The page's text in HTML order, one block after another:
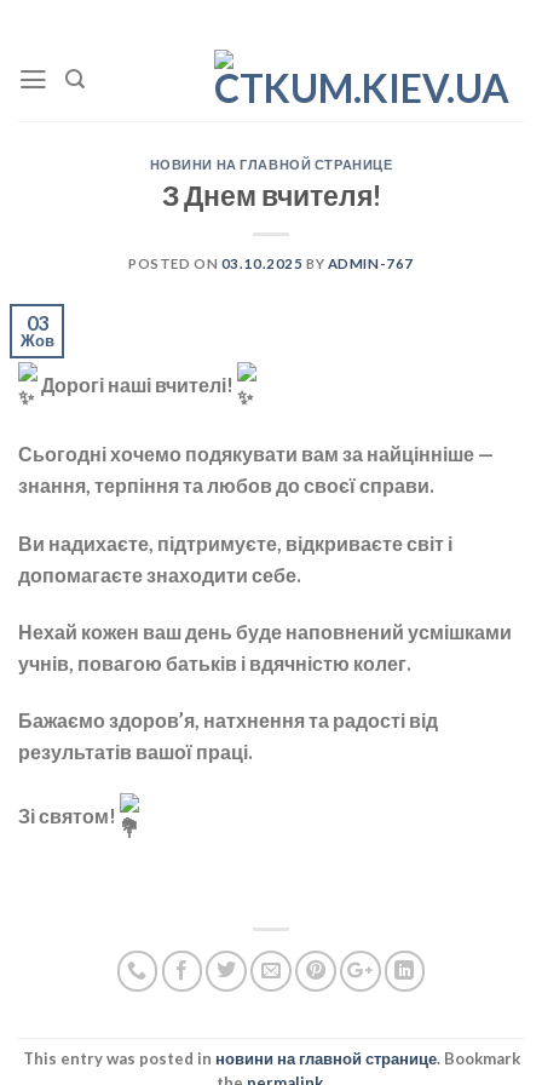
content
НОВИНИ НА ГЛАВНОЙ СТРАНИЦЕ
З Днем вчителя!
POSTED ON 03.10.2025 BY ADMIN-767
03
Жов
Дорогі наші вчителі!
Сьогодні хочемо подякувати вам за найцінніше —
знання, терпіння та любов до своєї справи.
Ви надихаєте, підтримуєте, відкриваєте світ і
допомагаєте знаходити себе.
Нехай кожен ваш день буде наповнений усмішками
учнів, повагою батьків і вдячністю колег.
Бажаємо здоров’я, натхнення та радості від
результатів вашої праці.
Зі святом!
This entry was posted in новини на главной странице. Bookmark